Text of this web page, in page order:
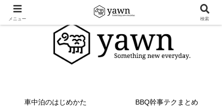
車中泊のはじめかた BBQ幹事テクまとめ
メニュー 検索